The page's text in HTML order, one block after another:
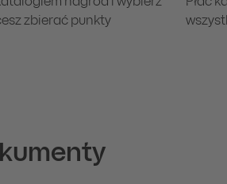
nagród i wybierz
zbierać punkty
Płać